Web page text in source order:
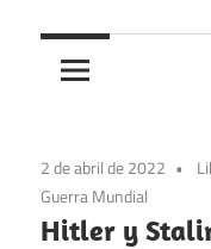
y
anécdotas
historia
2 de abril de 2022
Guerra Mundial
Hitler y